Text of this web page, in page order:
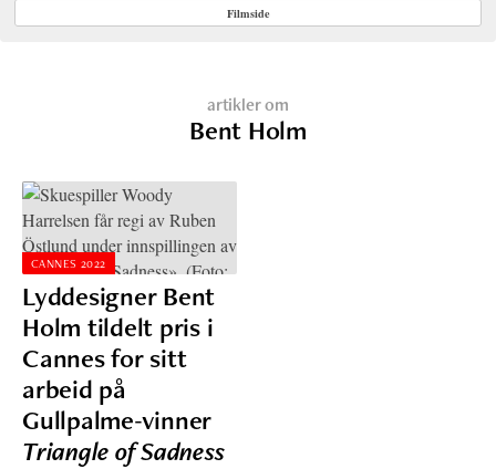
Filmside
artikler om
Bent Holm
CANNES 2022
Lyddesigner Bent
Holm tildelt pris i
Cannes for sitt
arbeid på
Gullpalme-vinner
Triangle of Sadness